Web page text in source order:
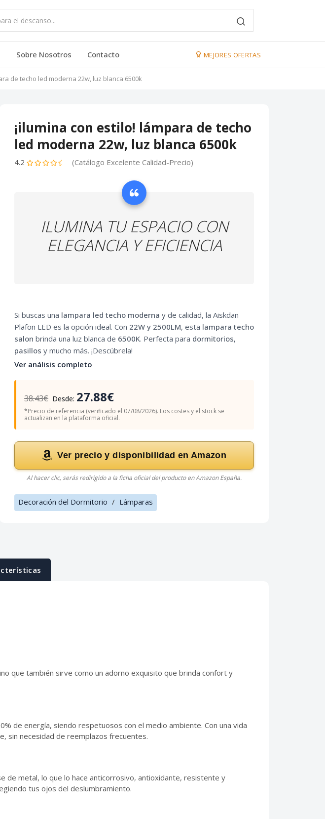
Sobre Nosotros Contacto MEJORES OFERTAS
de techo led moderna 22w, luz blanca 6500k
¡ilumina con estilo! lámpara de techo
led moderna 22w, luz blanca 6500k
4.2 (Catálogo Excelente Calidad-Precio)
ILUMINA TU ESPACIO CON
ELEGANCIA Y EFICIENCIA
Si buscas una lampara led techo moderna y de calidad, la Aiskdan
Plafon LED es la opción ideal. Con 22W y 2500LM, esta lampara techo
salon brinda una luz blanca de 6500K. Perfecta para dormitorios,
pasillos y mucho más. ¡Descúbrela!
Ver análisis completo
38.43€ Desde: 27.88€
*Precio de referencia (verificado el 07/08/2026). Los costes y el stock se
actualizan en la plataforma oficial.
Ver precio y disponibilidad en Amazon
Al hacer clic, serás redirigido a la ficha oficial del producto en Amazon España.
Decoración del Dormitorio / Lámparas
que también sirve como un adorno exquisito que brinda confort y
de energía, siendo respetuosos con el medio ambiente. Con una vida
sin necesidad de reemplazos frecuentes.
de metal, lo que lo hace anticorrosivo, antioxidante, resistente y
tus ojos del deslumbramiento.